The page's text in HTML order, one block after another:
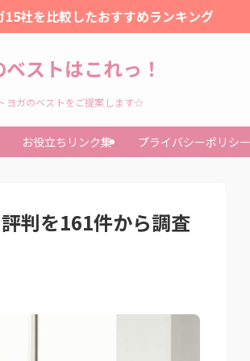
15社を比較したおすすめランキング
ストはこれっ！
ヨガのベストをご提案します☆
お役立ちリンク集 プライバシーポリシー
判を161件から調査